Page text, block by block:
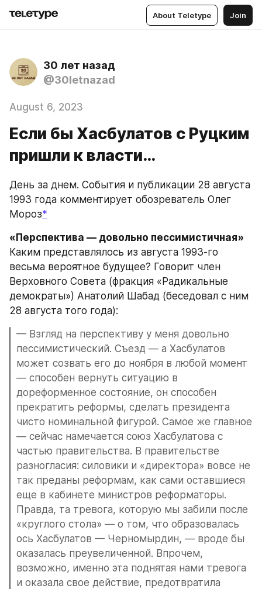
About Teletype Join
30 лет назад
@30letnazad
August 6, 2023
Если бы Хасбулатов с Руцким
пришли к власти…
День за днем. События и публикации 28 августа
1993 года комментирует обозреватель Олег
Мороз*
«Перспектива — довольно пессимистичная»
Каким представлялось из августа 1993-го
весьма вероятное будущее? Говорит член
Верховного Совета (фракция «Радикальные
демократы») Анатолий Шабад (беседовал с ним
28 августа того года):
— Взгляд на перспективу у меня довольно
пессимистический. Съезд — а Хасбулатов
может созвать его до ноября в любой момент
— способен вернуть ситуацию в
дореформенное состояние, он способен
прекратить реформы, сделать президента
чисто номинальной фигурой. Самое же главное
— сейчас намечается союз Хасбулатова с
частью правительства. В правительстве
разногласия: силовики и «директора» вовсе не
так преданы реформам, как сами оставшиеся
еще в кабинете министров реформаторы.
Правда, та тревога, которую мы забили после
«круглого стола» — о том, что образовалась
ось Хасбулатов — Черномырдин, — вроде бы
оказалась преувеличенной. Впрочем,
возможно, именно эта поднятая нами тревога
и оказала свое действие, предотвратила